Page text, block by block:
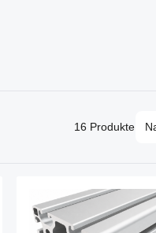
16 Produkte